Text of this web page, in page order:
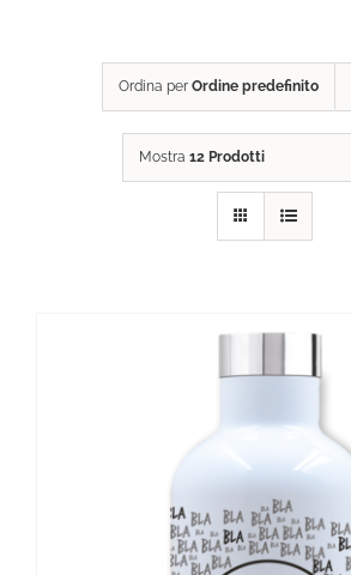
Ordina per Ordine predefinito
Mostra 12 Prodotti